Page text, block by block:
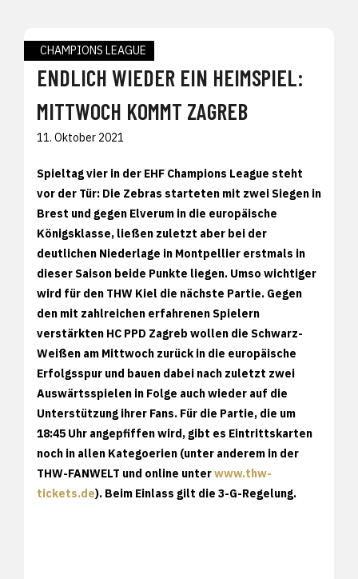
CHAMPIONS LEAGUE
ENDLICH WIEDER EIN HEIMSPIEL:
MITTWOCH KOMMT ZAGREB
11. Oktober 2021
Spieltag vier in der EHF Champions League steht
vor der Tür: Die Zebras starteten mit zwei Siegen in
Brest und gegen Elverum in die europäische
Königsklasse, ließen zuletzt aber bei der
deutlichen Niederlage in Montpellier erstmals in
dieser Saison beide Punkte liegen. Umso wichtiger
wird für den THW Kiel die nächste Partie. Gegen
den mit zahlreichen erfahrenen Spielern
verstärkten HC PPD Zagreb wollen die Schwarz-
Weißen am Mittwoch zurück in die europäische
Erfolgsspur und bauen dabei nach zuletzt zwei
Auswärtsspielen in Folge auch wieder auf die
Unterstützung ihrer Fans. Für die Partie, die um
18:45 Uhr angepfiffen wird, gibt es Eintrittskarten
noch in allen Kategoerien (unter anderem in der
THW-FANWELT und online unterwww.thw-
tickets.de). Beim Einlass gilt die 3-G-Regelung.